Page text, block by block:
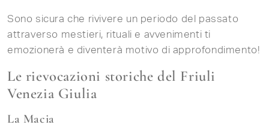
Sono sicura che rivivere un periodo del passato
attraverso mestieri, rituali e avvenimenti ti
emozionerà e diventerà motivo di approfondimento!
Le rievocazioni storiche del Friuli
Venezia Giulia
La Macia